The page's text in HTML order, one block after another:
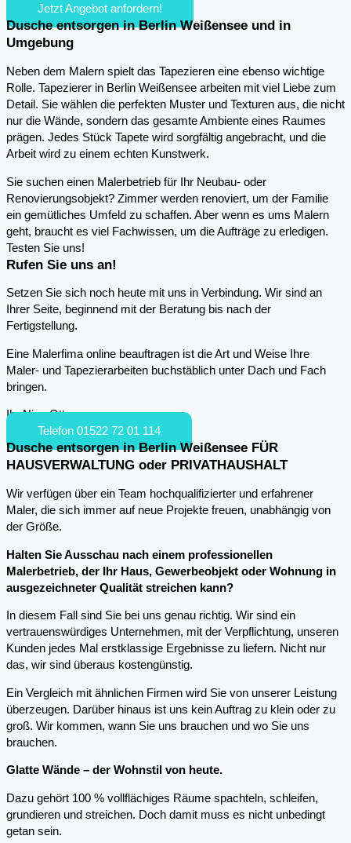
Jetzt Angebot anfordern!
Dusche entsorgen in Berlin Weißensee und in
Umgebung
Neben dem Malern spielt das Tapezieren eine ebenso wichtige
Rolle. Tapezierer in Berlin Weißensee arbeiten mit viel Liebe zum
Detail. Sie wählen die perfekten Muster und Texturen aus, die nicht
nur die Wände, sondern das gesamte Ambiente eines Raumes
prägen. Jedes Stück Tapete wird sorgfältig angebracht, und die
Arbeit wird zu einem echten Kunstwerk.
Sie suchen einen Malerbetrieb für Ihr Neubau- oder
Renovierungsobjekt? Zimmer werden renoviert, um der Familie
ein gemütliches Umfeld zu schaffen. Aber wenn es ums Malern
geht, braucht es viel Fachwissen, um die Aufträge zu erledigen.
Testen Sie uns!
Rufen Sie uns an!
Setzen Sie sich noch heute mit uns in Verbindung. Wir sind an
Ihrer Seite, beginnend mit der Beratung bis nach der
Fertigstellung.
Eine Malerfima online beauftragen ist die Art und Weise Ihre
Maler- und Tapezierarbeiten buchstäblich unter Dach und Fach
bringen.
Ihr Nico Otto
Telefon 01522 72 01 114
Dusche entsorgen in Berlin Weißensee FÜR
HAUSVERWALTUNG oder PRIVATHAUSHALT
Wir verfügen über ein Team hochqualifizierter und erfahrener
Maler, die sich immer auf neue Projekte freuen, unabhängig von
der Größe.
Halten Sie Ausschau nach einem professionellen
Malerbetrieb, der Ihr Haus, Gewerbeobjekt oder Wohnung in
ausgezeichneter Qualität streichen kann?
In diesem Fall sind Sie bei uns genau richtig. Wir sind ein
vertrauenswürdiges Unternehmen, mit der Verpflichtung, unseren
Kunden jedes Mal erstklassige Ergebnisse zu liefern. Nicht nur
das, wir sind überaus kostengünstig.
Ein Vergleich mit ähnlichen Firmen wird Sie von unserer Leistung
überzeugen. Darüber hinaus ist uns kein Auftrag zu klein oder zu
groß. Wir kommen, wann Sie uns brauchen und wo Sie uns
brauchen.
Glatte Wände – der Wohnstil von heute.
Dazu gehört 100 % vollflächiges Räume spachteln, schleifen,
grundieren und streichen. Doch damit muss es nicht unbedingt
getan sein.